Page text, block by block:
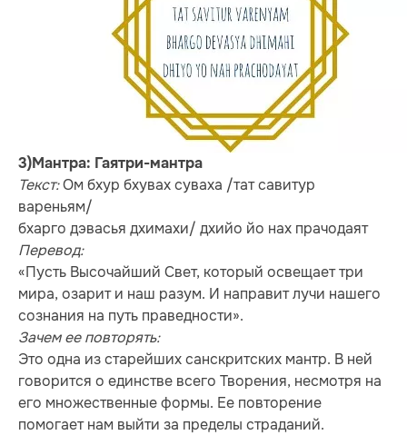
3)Мантра: Гаятри-мантра
Текст:Ом бхур бхувах суваха /тат савитур
вареньям/
бхарго дэвасья дхимахи/ дхийо йо нах прачодаят
Перевод:
«Пусть Высочайший Свет, который освещает три
мира, озарит и наш разум. И направит лучи нашего
сознания на путь праведности».
Зачем ее повторять:
Это одна из старейших санскритских мантр. В ней
говорится о единстве всего Творения, несмотря на
его множественные формы. Ее повторение
помогает нам выйти за пределы страданий.